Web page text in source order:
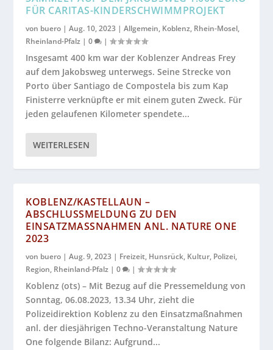
FÜR CARITAS-KINDERSCHWIMMPROJEKT
von buero |Aug. 10, 2023 |Allgemein, Koblenz, Rhein-Mosel,
Rheinland-Pfalz |0 |
Insgesamt 400 km war der Koblenzer Andreas Frey
auf dem Jakobsweg unterwegs. Seine Strecke von
Porto über Santiago de Compostela bis zum Kap
Finisterre verknüpfte er mit einem guten Zweck. Für
jeden gelaufenen Kilometer spendete...
WEITERLESEN
KOBLENZ/KASTELLAUN –
ABSCHLUSSMELDUNG ZU DEN
EINSATZMASSNAHMEN ANL. NATURE ONE 2
023
von buero |Aug. 9, 2023 | Freizeit, Hunsrück, Kultur, Polizei,
Region, Rheinland-Pfalz |0 |
Koblenz (ots) – Mit Bezug auf die Pressemeldung von
Sonntag, 06.08.2023, 13.34 Uhr, zieht die
Polizeidirektion Koblenz zu den Einsatzmaßnahmen
anl. der diesjährigen Techno-Veranstaltung Nature
One folgende Bilanz: Aufgrund...